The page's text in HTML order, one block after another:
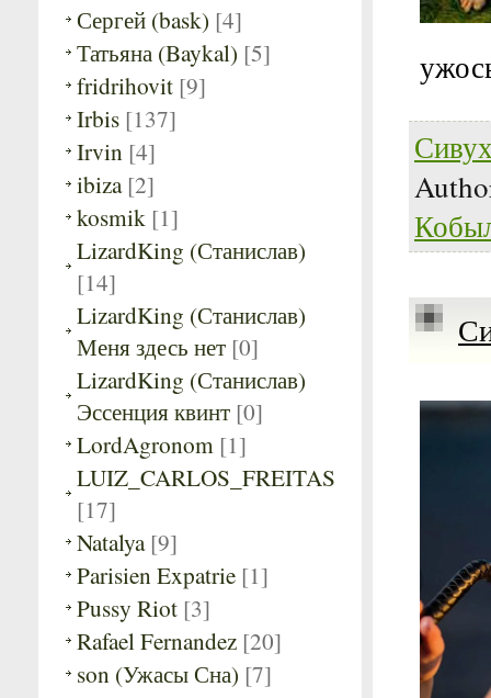
Сергей (bask) [4]
Татьяна (Baykal) [5]
fridrihovit [9]
Irbis [137]
Irvin [4]
ibiza [2]
kosmik [1]
LizardKing (Станислав)
[14]
LizardKing (Станислав)
Меня здесь нет [0]
LizardKing (Станислав)
Эссенция квинт [0]
LordAgronom [1]
LUIZ_CARLOS_FREITAS
[17]
Natalya [9]
Parisien Expatrie [1]
Pussy Riot [3]
Rafael Fernandez [20]
son (Ужасы Сна) [7]